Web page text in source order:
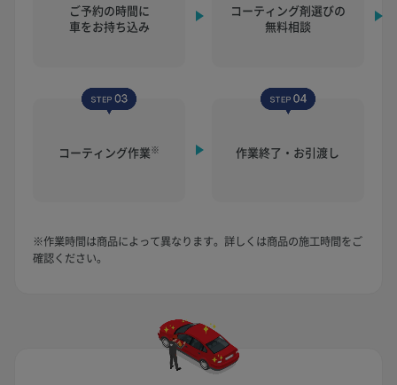
ご予約の時間に
車をお持ち込み
コーティング剤選びの
無料相談
コーティング作業※ 作業終了・お引渡し
※作業時間は商品によって異なります。詳しくは商品の施工時間をご
確認ください。